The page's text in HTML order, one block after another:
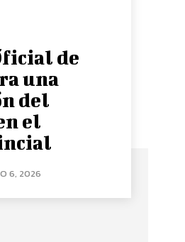
de
una
del
el
6, 2026